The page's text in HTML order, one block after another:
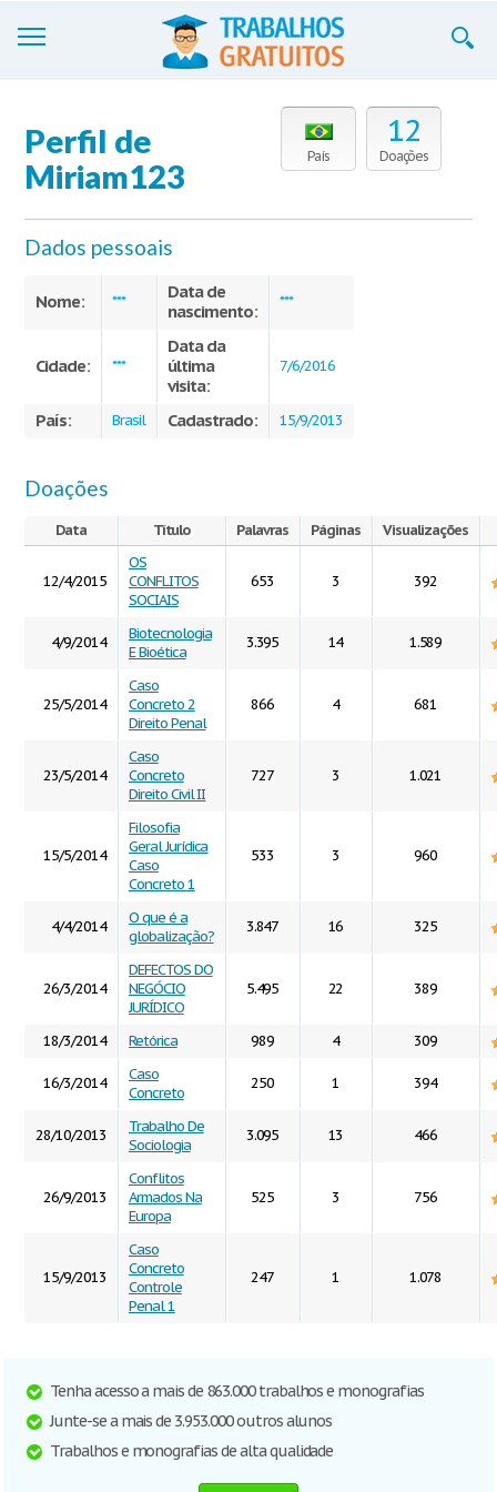
Cadastre-se
Blog
Contate-nos
País
12
Doações
Perfil de
Miriam123
Dados pessoais
Nome: ***
Data de
nascimento:
***
Cidade: ***
Data da
última
visita:
7/6/2016
País: Brasil Cadastrado: 15/9/2013
Doações
Data Título Palavras Páginas Visualizações
12/4/2015
OS
CONFLITOS
SOCIAIS
653 3 392
4/9/2014
Biotecnologia
E Bioética
3.395 14 1.589
25/5/2014
Caso
Concreto 2
Direito Penal
866 4 681
23/5/2014
Caso
Concreto
Direito Civil II
727 3 1.021
15/5/2014
Filosofia
Geral Jurídica
Caso
Concreto 1
533 3 960
4/4/2014
O que é a
globalização?
3.847 16 325
26/3/2014
DEFECTOS DO
NEGÓCIO
JURÍDICO
5.495 22 389
18/3/2014 Retórica 989 4 309
16/3/2014
Caso
Concreto
250 1 394
28/10/2013
Trabalho De
Sociologia
3.095 13 466
26/9/2013
Conflitos
Armados Na
Europa
525 3 756
15/9/2013
Caso
Concreto
Controle
Penal 1
247 1 1.078
Tenha acesso a mais de 863.000 trabalhos e monografias
Junte-se a mais de 3.953.000 outros alunos
Trabalhos e monografias de alta qualidade